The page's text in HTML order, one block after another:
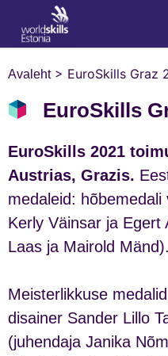
Avaleht> EuroSkills Graz
EuroSkills
EuroSkills 2021
Austrias, Grazis.
medaleid: hõbemedali
Kerly Väinsar ja Egert
Laas ja Mairold Mänd).
Meisterlikkuse
disainer Sander Lillo
(juhendaja Janika